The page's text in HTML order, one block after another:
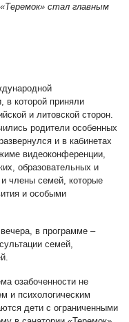
стал главным
в которой приняли
и литовской сторон.
родители особенных
и в кабинетах
видеоконференции,
образовательных и
члены семей, которые
и особыми
в программе –
семей,
озабоченности не
и психологическим
дети с ограниченными